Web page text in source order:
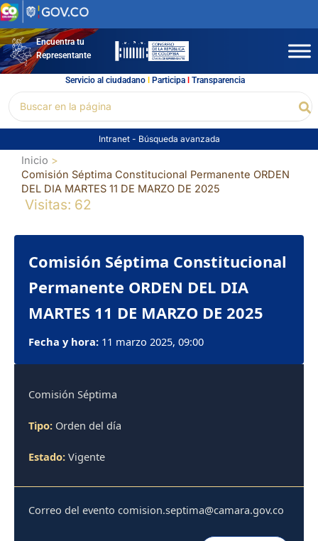
Ir
al
contenidoEncuentra tu
Representante
Servicio al ciudadano l Participal Transparencia
por:
Intranet - Búsqueda avanzada
Inicio
Comisión Séptima Constitucional Permanente ORDEN
DEL DIA MARTES 11 DE MARZO DE 2025
Visitas: 62
Comisión Séptima Constitucional
Permanente ORDEN DEL DIA
MARTES 11 DE MARZO DE 2025
Fecha y hora: 11 marzo 2025, 09:00
Comisión Séptima
Tipo: Orden del día
Estado: Vigente
Correo del evento comision.septima@camara.gov.co